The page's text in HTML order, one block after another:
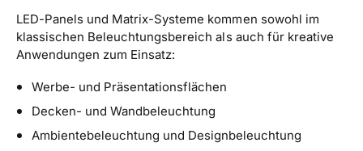
s
LED-Panels und Matrix-Systeme kommen sowohl im
klassischen Beleuchtungsbereich als auch für kreative
Anwendungen zum Einsatz:
Werbe- und Präsentationsflächen
Decken- und Wandbeleuchtung
Ambientebeleuchtung und Designbeleuchtung